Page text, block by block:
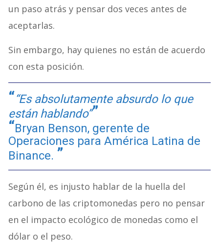
un paso atrás y pensar dos veces antes de
aceptarlas.
Sin embargo, hay quienes no están de acuerdo
con esta posición.
“Es absolutamente absurdo lo que
están hablando”
Bryan Benson, gerente de
Operaciones para América Latina de
Binance.
Según él, es injusto hablar de la huella del
carbono de las criptomonedas pero no pensar
en el impacto ecológico de monedas como el
dólar o el peso.